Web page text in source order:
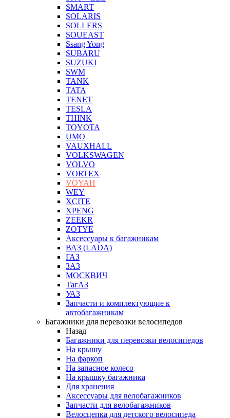
SMART
SOLARIS
SOLLERS
SOUEAST
Ssang Yong
SUBARU
SUZUKI
SWM
TANK
TATA
TENET
TESLA
THINK
TOYOTA
UMO
VAUXHALL
VOLKSWAGEN
VOLVO
VORTEX
VOYAH
WEY
XCITE
XPENG
ZEEKR
ZOTYE
Аксессуары к багажникам
ВАЗ (LADA)
ГАЗ
ЗАЗ
МОСКВИЧ
ТагАЗ
УАЗ
Запчасти и комплектующие к
автобагажникам
Багажники для перевозки велосипедов
Назад
Багажники для перевозки велосипедов
На крышу
На фаркоп
На запасное колесо
На крышку багажника
Для хранения
Аксессуары для велобагажников
Запчасти для велобагажников
Велосцепка для детского велосипеда